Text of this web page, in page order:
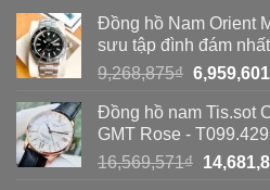
diện
hồ
hồ
Seiko
bằng
8
Đồng hồ Nam Orient
sưu tập đình đám nhất
9,268,875₫ Giá
là:
6,959,601
Đồng hồ nam Tis.sot
GMT Rose -
16,569,571₫ Giá